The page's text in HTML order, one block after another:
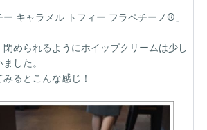
キャラメル トフィー フラペチーノ®」
められるようにホイップクリームは少し
した。
るとこんな感じ！